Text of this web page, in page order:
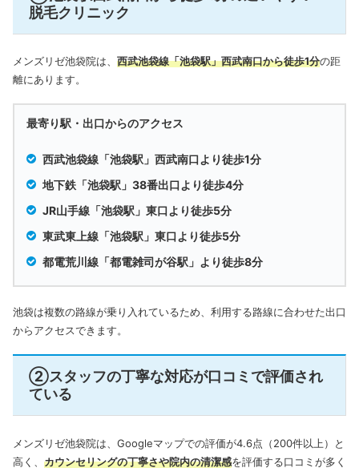
脱毛クリニック
メンズリゼ池袋院は、 西武池袋線「池袋駅」西武南口から徒歩1分の距
離にあります。
最寄り駅・出口からのアクセス
西武池袋線「池袋駅」西武南口より徒歩1分
地下鉄「池袋駅」38番出口より徒歩4分
JR山手線「池袋駅」東口より徒歩5分
東武東上線「池袋駅」東口より徒歩5分
都電荒川線「都電雑司が谷駅」より徒歩8分
池袋は複数の路線が乗り入れているため、利用する路線に合わせた出口
からアクセスできます。
②スタッフの丁寧な対応が口コミで評価され
ている
メンズリゼ池袋院は、Googleマップでの評価が4.6点（200件以上）と
高く、 カウンセリングの丁寧さや院内の清潔感を評価する口コミが多く